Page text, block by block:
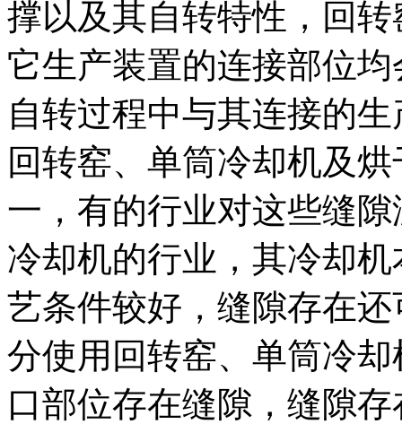
撑以及其自转特性，回
它生产装置的连接部位
自转过程中与其连接的
回转窑、单筒冷却机及
一，有的行业对这些缝
冷却机的行业，其冷却
艺条件较好，缝隙存在
分使用回转窑、单筒冷
口部位存在缝隙，缝隙